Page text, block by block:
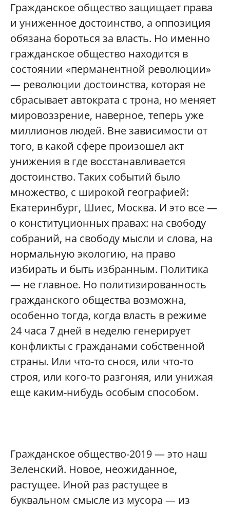
Гражданское общество защищает права
и униженное достоинство, а оппозиция
обязана бороться за власть. Но именно
гражданское общество находится в
состоянии «перманентной революции»
— революции достоинства, которая не
сбрасывает автократа с трона, но меняет
мировоззрение, наверное, теперь уже
миллионов людей. Вне зависимости от
того, в какой сфере произошел акт
унижения в где восстанавливается
достоинство. Таких событий было
множество, с широкой географией:
Екатеринбург, Шиес, Москва. И это все —
о конституционных правах: на свободу
собраний, на свободу мысли и слова, на
нормальную экологию, на право
избирать и быть избранным. Политика
— не главное. Но политизированность
гражданского общества возможна,
особенно тогда, когда власть в режиме
24 часа 7 дней в неделю генерирует
конфликты с гражданами собственной
страны. Или что-то снося, или что-то
строя, или кого-то разгоняя, или унижая
еще каким-нибудь особым способом.
Гражданское общество-2019 — это наш
Зеленский. Новое, неожиданное,
растущее. Иной раз растущее в
буквальном смысле из мусора — из